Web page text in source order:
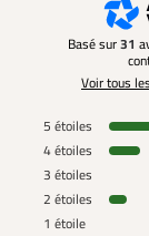
Basé sur31
Voir tous
5 étoiles
4étoiles
3 étoiles
2 étoiles
1 étoile